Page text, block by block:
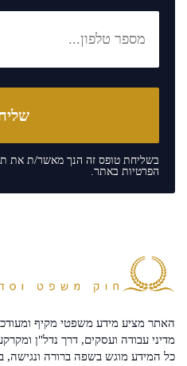
בשליחת טופס זה הנך מאשר/ת את
הפרטיות באתר.
האתר מציע מידע משפטי מקיף
מדיני עבודה ועסקים, דרך נדל"ן
כל המידע מוגש בשפה ברורה ונגישה,